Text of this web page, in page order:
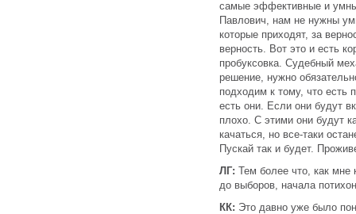
самые эффективные и
Павлович, нам не нужны
которые приходят, за
верность. Вот это и есть
пробуксовка. Судебный
решение, нужно
подходим к тому, что есть
есть они. Если они будут
плохо. С этими они будут
качаться, но все-таки
Пускай так и будет.
ЛГ: Тем более что, как мне
до выборов, начала
КК: Это давно уже было